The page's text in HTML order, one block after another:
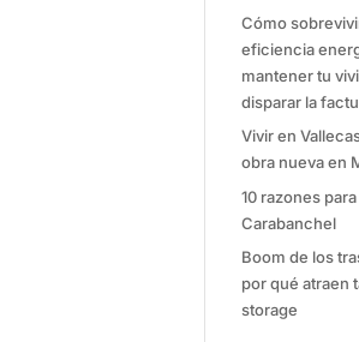
Cómo
eficiencia
mantener tu
disparar la
Vivir en
obra nueva en
10 razones
Carabanchel
Boom de los
por qué atraen
storage